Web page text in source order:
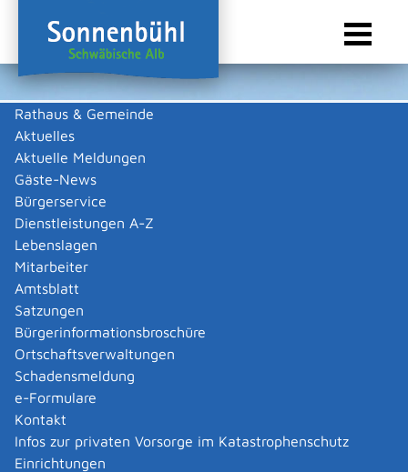
Rathaus & Gemeinde
Aktuelles
Aktuelle Meldungen
Gäste-News
Bürgerservice
Dienstleistungen A-Z
Lebenslagen
Mitarbeiter
Amtsblatt
Satzungen
Bürgerinformationsbroschüre
Ortschaftsverwaltungen
Schadensmeldung
e-Formulare
Kontakt
Infos zur privaten Vorsorge im Katastrophenschutz
Einrichtungen
Sie sind hier:
Gewerbeliste
Keine Daten vorhanden
Zurück zur Suche
Zurück zur Suche
||